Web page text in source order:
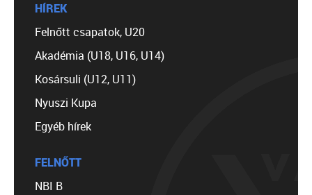
HÍREK
Felnőtt csapatok, U20
Akadémia (U18, U16, U14)
Kosársuli (U12, U11)
Nyuszi Kupa
Egyéb hírek
FELNŐTT
NBI B